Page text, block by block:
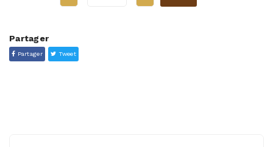
Partager
Partager Tweet